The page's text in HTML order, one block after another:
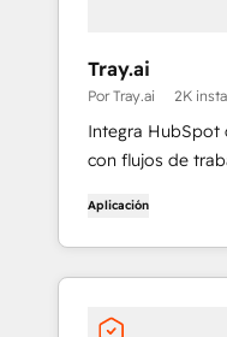
Tray.ai
Por Tray.ai 2K
Integra HubSpot
con flujos de
Aplicación